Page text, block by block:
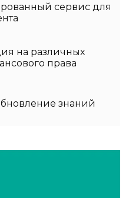
сервис для
на различных
права
знаний